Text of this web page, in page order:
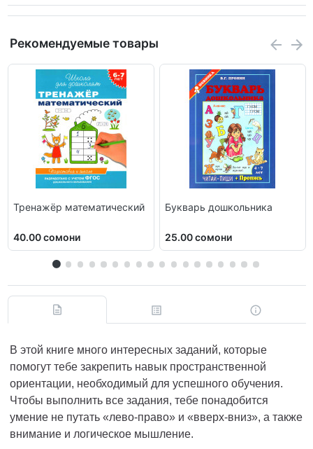
Рекомендуемые товары
Тренажёр математический
40.00 сомони
Букварь дошкольника
25.00 сомони
В этой книге много интересных заданий, которые
помогут тебе закрепить навык пространственной
ориентации, необходимый для успешного обучения.
Чтобы выполнить все задания, тебе понадобится
умение не путать «лево-право» и «вверх-вниз», а также
внимание и логическое мышление.